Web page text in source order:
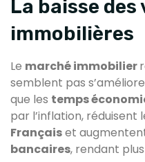
La baisse des
immobilières
Le marché immobilier
semblent pas
que les temps
par l’inflation, réduisent
Françaiset
bancaires, rendant